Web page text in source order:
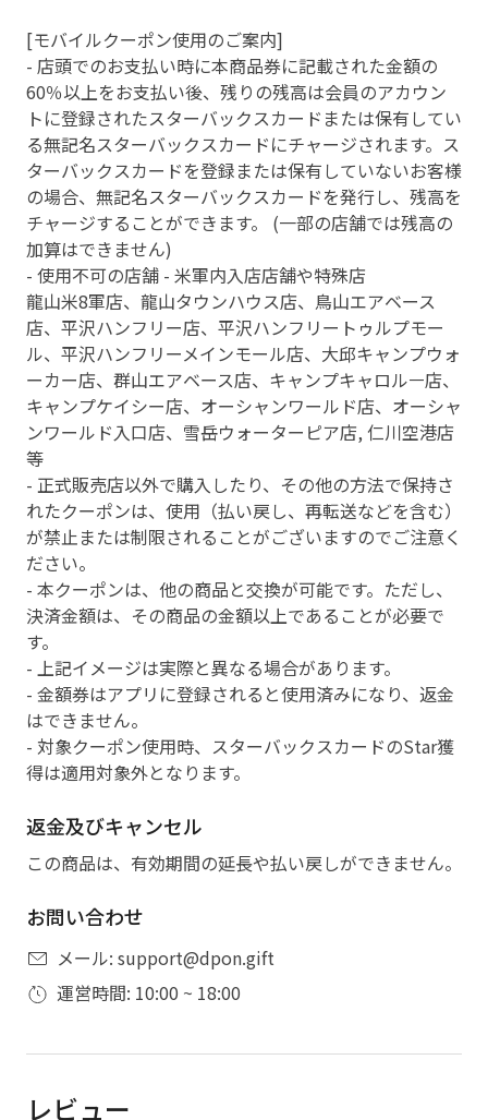
[モバイルクーポン使用のご案内]
- 店頭でのお支払い時に本商品券に記載された金額の
60％以上をお支払い後、残りの残高は会員のアカウン
トに登録されたスターバックスカードまたは保有してい
る無記名スターバックスカードにチャージされます。ス
ターバックスカードを登録または保有していないお客様
の場合、無記名スターバックスカードを発行し、残高を
チャージすることができます。 (一部の店舗では残高の
加算はできません)
- 使用不可の店舗 - 米軍内入店店舗や特殊店
龍山米8軍店、龍山タウンハウス店、鳥山エアベース
店、平沢ハンフリー店、平沢ハンフリートゥルプモー
ル、平沢ハンフリーメインモール店、大邱キャンプウォ
ーカー店、群山エアベース店、キャンプキャロルㅡ店、
キャンプケイシー店、オーシャンワールド店、オーシャ
ンワールド入口店、雪岳ウォーターピア店, 仁川空港店
等
- 正式販売店以外で購入したり、その他の方法で保持さ
れたクーポンは、使用（払い戻し、再転送などを含む）
が禁止または制限されることがございますのでご注意く
ださい。
- 本クーポンは、他の商品と交換が可能です。ただし、
決済金額は、その商品の金額以上であることが必要で
す。
- 上記イメージは実際と異なる場合があります。
- 金額券はアプリに登録されると使用済みになり、返金
はできません。
- 対象クーポン使用時、スターバックスカードのStar獲
得は適用対象外となります。
返金及びキャンセル
この商品は、有効期間の延長や払い戻しができません。
お問い合わせ
メール: support@dpon.gift
運営時間: 10:00 ~ 18:00
レビュー